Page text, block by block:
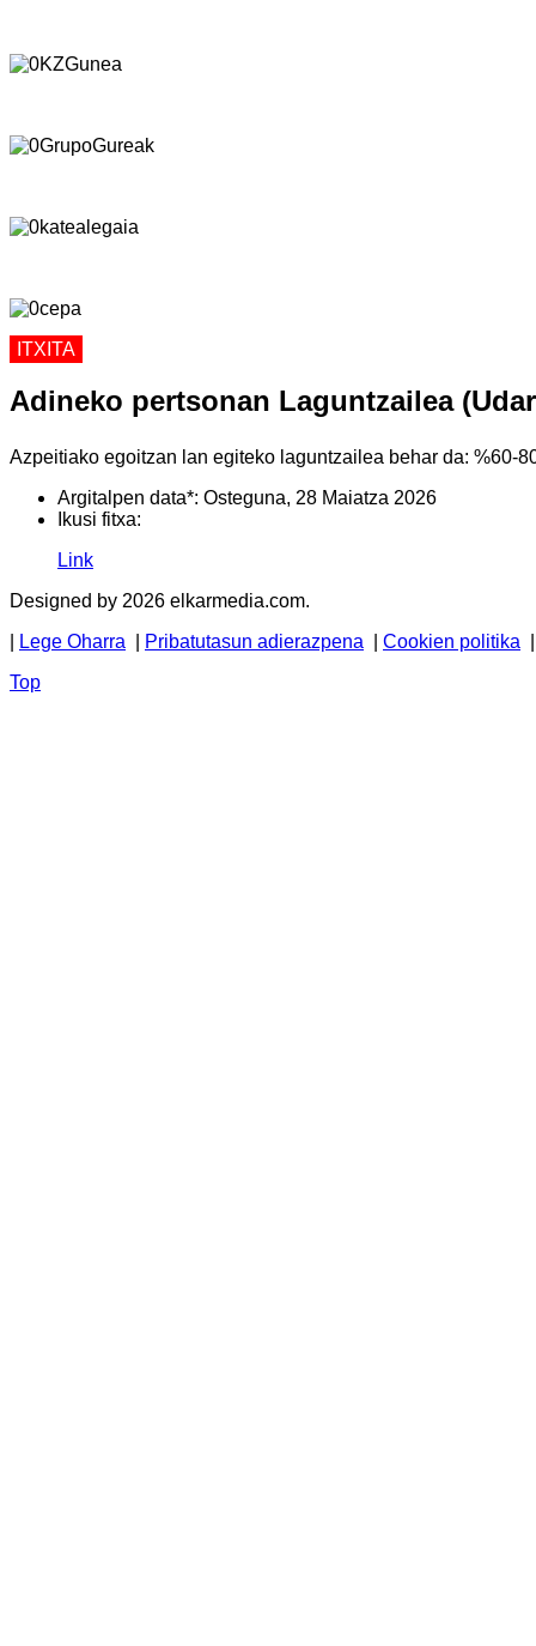
ITXITA
Adineko pertsonan Laguntzailea
Azpeitiako egoitzan lan egiteko laguntzailea behar da: %60-
Argitalpen data*: Osteguna, 28 Maiatza 2026
Ikusi fitxa:
Link
Designed by 2026 elkarmedia.com.
Lege Oharra Pribatutasun adierazpena Cookien politika
Top